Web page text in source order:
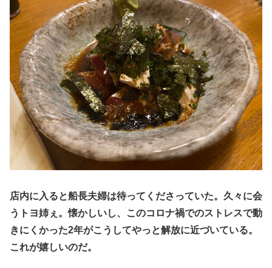
店内に入ると船長夫婦は待ってくださっていた。久々に会
うトヨ姉ぇ。懐かしいし、このコロナ禍でのストレスで動
きにくかった2年がこうしてやっと解放に近づいている。
これが嬉しいのだ。